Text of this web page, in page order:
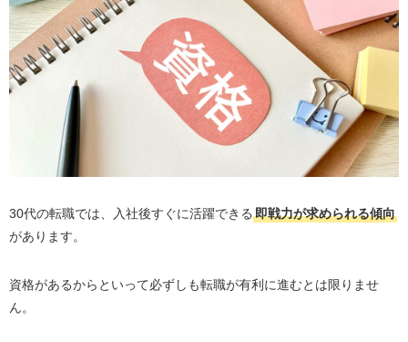
栄養士
保育士
土地家屋調査士
賃貸不動産経営管理士
登録販売者
介護職員初任者研修
受験資格を満たしているか
需要があるか
30代の転職では、入社後すぐに活躍できる 即戦力が求められる傾向
があります。
資格があるからといって必ずしも転職が有利に進むとは限りませ
ん。